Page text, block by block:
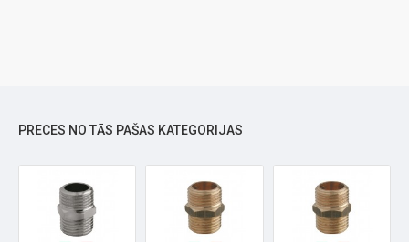
PRECES NO TĀS PAŠAS KATEGORIJAS